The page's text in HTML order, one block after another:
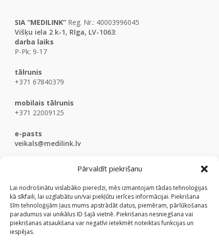
Pārvaldīt piekrišanu
Lai nodrošinātu vislabāko pieredzi, mēs izmantojam tādas tehnoloģijas
kā sīkfaili, lai uzglabātu un/vai piekļūtu ierīces informācijai. Piekrišana
šīm tehnoloģijām ļaus mums apstrādāt datus, piemēram, pārlūkošanas
paradumus vai unikālus ID šajā vietnē. Piekrišanas nesniegšana vai
piekrišanas atsaukšana var negatīvi ietekmēt noteiktas funkcijas un
iespējas.
SIA “MEDILINK” Reg. Nr.: 40003996045
Višķu iela 2 k-1, Rīga, LV-1063:
darba laiks
P-Pk: 9-17
tālrunis
+371 67840379
mobilais tālrunis
+371 22009125
e-pasts
veikals@medilink.lv